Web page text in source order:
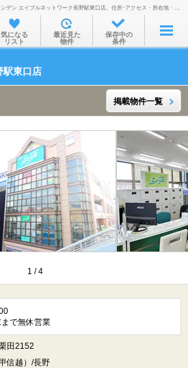
お部屋を探す
沿線・駅から
住所から
通勤通学時間から
物件特集から
不動産会社から
TOP
賃貸マンション･アパート探しなら株式会社センデン エイブルネットワーク長野駅東口店。住所･アクセス・所在地・地図・営業時間・定休日・電話番号などを掲載。
気になる
リスト
最近見た
物件
保存中の
条件
駅東口店
掲載物件一覧
1 /4
00
で無休営業
田2152
信越）/長野